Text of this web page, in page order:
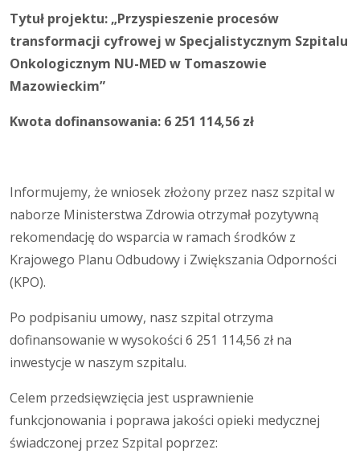
Tytuł projektu: „Przyspieszenie procesów
transformacji cyfrowej w Specjalistycznym Szpitalu
Onkologicznym NU-MED w Tomaszowie
Mazowieckim”
Kwota dofinansowania: 6 251 114,56 zł
Informujemy, że wniosek złożony przez nasz szpital w
naborze Ministerstwa Zdrowia otrzymał pozytywną
rekomendację do wsparcia w ramach środków z
Krajowego Planu Odbudowy i Zwiększania Odporności
(KPO).
Po podpisaniu umowy, nasz szpital otrzyma
dofinansowanie w wysokości 6 251 114,56 zł na
inwestycje w naszym szpitalu.
Celem przedsięwzięcia jest usprawnienie
funkcjonowania i poprawa jakości opieki medycznej
świadczonej przez Szpital poprzez: